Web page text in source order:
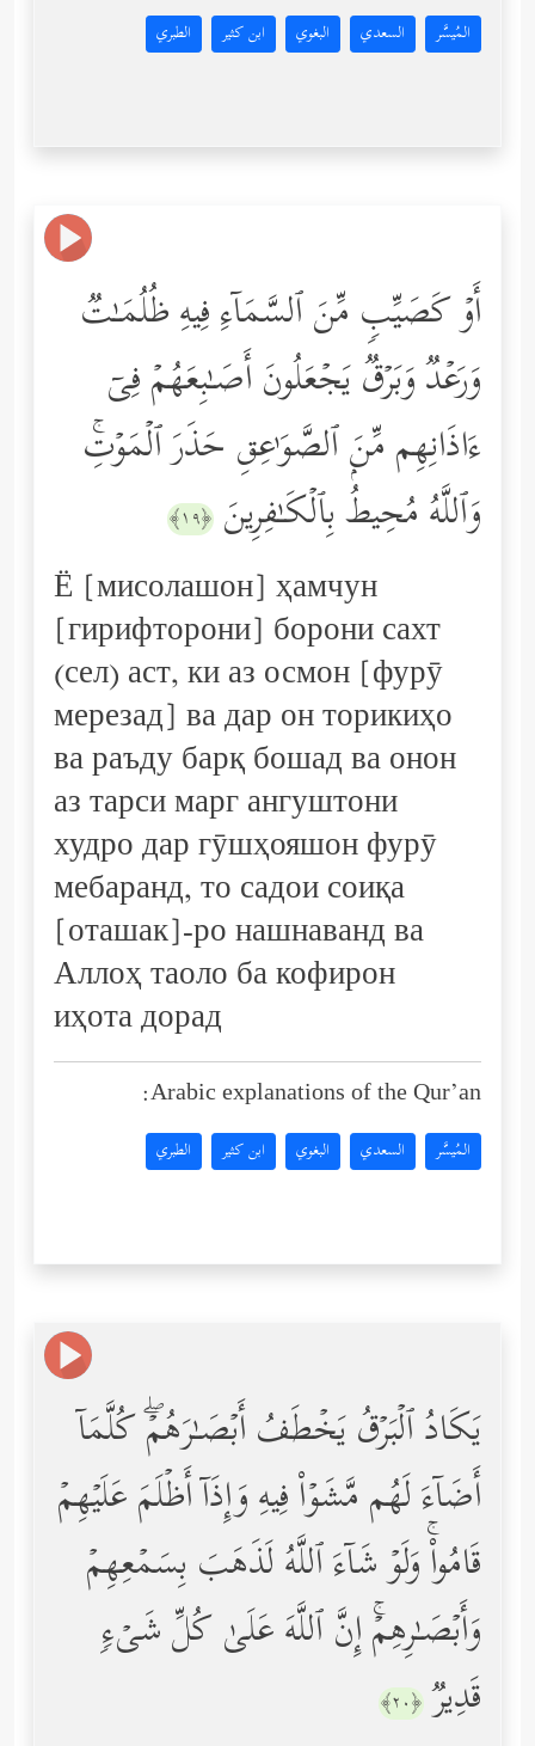
المُيسَّر السعدي البغوي ابن كثير الطبري
أَوۡ كَصَیِّبࣲ مِّنَ ٱلسَّمَاۤءِ فِیهِ ظُلُمَـٰتࣱ
وَرَعۡدࣱ وَبَرۡقࣱ یَجۡعَلُونَ أَصَـٰبِعَهُمۡ فِیۤ
ءَاذَانِهِم مِّنَ ٱلصَّوَ ٰ⁠عِقِ حَذَرَ ٱلۡمَوۡتِۚ
وَٱللَّهُ مُحِیطُۢ بِٱلۡكَـٰفِرِینَ ﴿١٩﴾
Ё [мисолашон] ҳамчун
[гирифторони] борони сахт
(сел) аст, ки аз осмон [фурӯ
мерезад] ва дар он торикиҳо
ва раъду барқ бошад ва онон
аз тарси марг ангуштони
худро дар гӯшҳояшон фурӯ
мебаранд, то садои соиқа
[оташак]-ро нашнаванд ва
Аллоҳ таоло ба кофирон
иҳота дорад
Arabic explanations of the Qur’an:
المُيسَّر السعدي البغوي ابن كثير الطبري
یَكَادُ ٱلۡبَرۡقُ یَخۡطَفُ أَبۡصَـٰرَهُمۡۖ كُلَّمَاۤ
أَضَاۤءَ لَهُم مَّشَوۡاْ فِیهِ وَإِذَاۤ أَظۡلَمَ عَلَیۡهِمۡ
قَامُواْۚ وَلَوۡ شَاۤءَ ٱللَّهُ لَذَهَبَ بِسَمۡعِهِمۡ
وَأَبۡصَـٰرِهِمۡۚ إِنَّ ٱللَّهَ عَلَىٰ كُلِّ شَیۡءࣲ
قَدِیرࣱ ﴿٢٠﴾